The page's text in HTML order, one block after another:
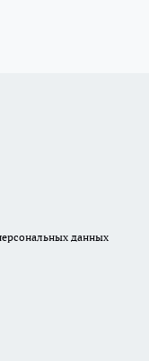
данных